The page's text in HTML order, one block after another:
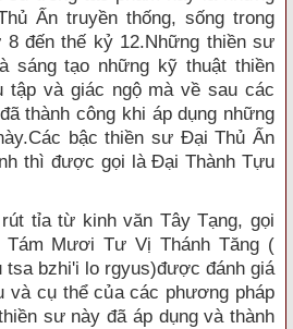
Ấn truyền thống, sống trong
đến thế kỷ 12.Những thiền sư
sáng tạo những kỹ thuật thiền
tập và giác ngộ mà về sau các
thành công khi áp dụng những
bậc thiền sư Ðại Thủ Ấn
thì được gọi là Ðại Thành Tựu
tỉa từ kinh văn Tây Tạng, gọi
Tám Mươi Tư Vị Thánh Tăng (
tsa bzhi'i lo rgyus)được đánh giá
cụ thể của các phương pháp
sư này đã áp dụng và thành